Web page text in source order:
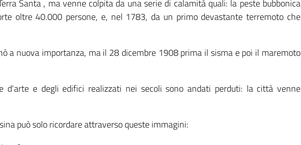
Santa , ma venne colpita da una serie di calamità quali: la peste bubbonica
oltre 40.000 persone, e, nel 1783, da un primo devastante terremoto che
a nuova importanza, ma il 28 dicembre 1908 prima il sisma e poi il maremoto
d'arte e degli edifici realizzati nei secoli sono andati perduti: la città venne
può solo ricordare attraverso queste immagini: